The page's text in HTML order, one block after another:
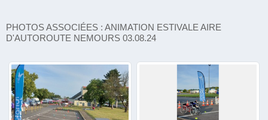
PHOTOS ASSOCIÉES : ANIMATION ESTIVALE AIRE
D'AUTOROUTE NEMOURS 03.08.24